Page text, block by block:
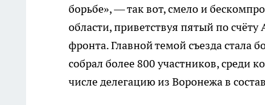
борьбе», — так вот, смело и
области, приветствуя пятый по
фронта. Главной темой съезда стала
собрал более 800 участников,
числе делегацию из Воронежа в